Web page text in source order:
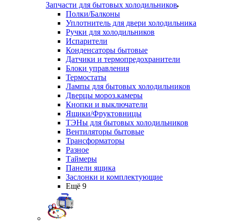
Запчасти для бытовых холодильников
Полки/Балконы
Уплотнитель для двери холодильника
Ручки для холодильников
Испарители
Конденсаторы бытовые
Датчики и термопредохранители
Блоки управления
Термостаты
Лампы для бытовых холодильников
Дверцы мороз.камеры
Кнопки и выключатели
Ящики/Фруктовницы
ТЭНы для бытовых холодильников
Вентиляторы бытовые
Трансформаторы
Разное
Таймеры
Панели ящика
Заслонки и комплектующие
Ещё 9